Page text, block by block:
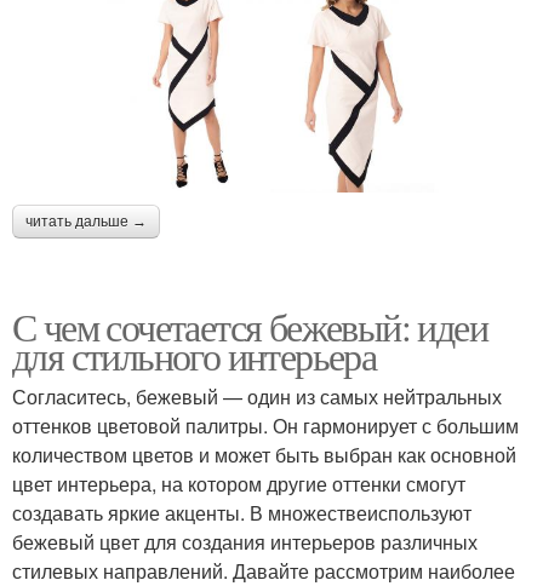
читать дальше →
С чем сочетается бежевый: идеи
для стильного интерьера
Согласитесь, бежевый — один из самых нейтральных
оттенков цветовой палитры. Он гармонирует с большим
количеством цветов и может быть выбран как основной
цвет интерьера, на котором другие оттенки смогут
создавать яркие акценты. В множествеиспользуют
бежевый цвет для создания интерьеров различных
стилевых направлений. Давайте рассмотрим наиболее